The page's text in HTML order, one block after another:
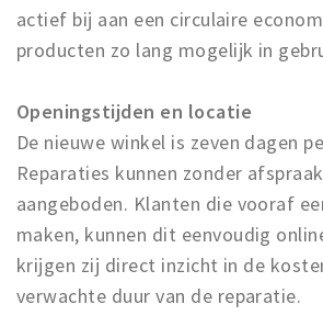
actief bij aan een circulaire
producten zo lang mogelijk in
Openingstijden en locatie
De nieuwe winkel is zeven dagen
Reparaties kunnen zonder
aangeboden. Klanten die vooraf
maken, kunnen dit eenvoudig
krijgen zij direct inzicht in de
verwachte duur van de reparatie.